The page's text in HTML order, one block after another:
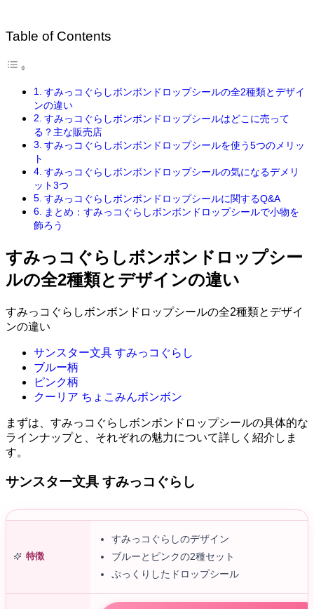
Table of Contents
すみっコぐらしボンボンドロップシールの全2種類とデザイ
ンの違い
すみっコぐらしボンボンドロップシールはどこに売って
る？主な販売店
すみっコぐらしボンボンドロップシールを使う5つのメリッ
ト
すみっコぐらしボンボンドロップシールの気になるデメリ
ット3つ
すみっコぐらしボンボンドロップシールに関するQ&A
まとめ：すみっコぐらしボンボンドロップシールで小物を
飾ろう
すみっコぐらしボンボンドロップシー
ルの全2種類とデザインの違い
すみっコぐらしボンボンドロップシールの全2種類とデザイ
ンの違い
サンスター文具 すみっコぐらし
ブルー柄
ピンク柄
クーリア ちょこみんボンボン
まずは、すみっコぐらしボンボンドロップシールの具体的な
ラインナップと、それぞれの魅力について詳しく紹介しま
す。
サンスター文具 すみっコぐらし
特徴
すみっコぐらしのデザイン
ブルーとピンクの2種セット
ぷっくりしたドロップシール